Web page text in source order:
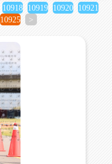
10918 10919 10920 10921
10925 >